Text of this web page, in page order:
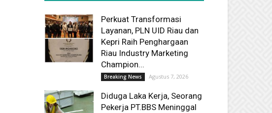
Perkuat Transformasi
Layanan, PLN UID Riau dan
Kepri Raih Penghargaan
Riau Industry Marketing
Champion...
Breaking News Agustus 7, 2026
Diduga Laka Kerja, Seorang
Pekerja PT.BBS Meninggal